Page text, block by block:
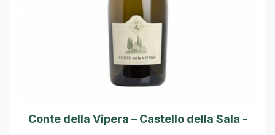
Conte della Vipera – Castello della Sala -